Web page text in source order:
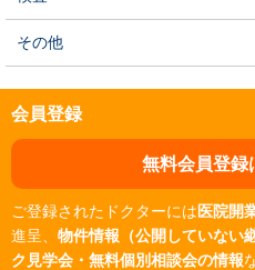
その他
会員登録
無料会員登録
ご登録されたドクターには 医院開
進呈、 物件情報（公開していない
ク見学会・無料個別相談会の情報